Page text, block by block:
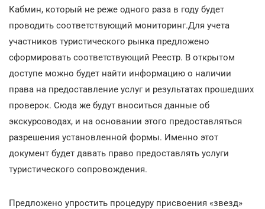
Кабмин, который не реже одного раза в году будет
проводить соответствующий мониторинг.Для учета
участников туристического рынка предложено
сформировать соответствующий Реестр. В открытом
доступе можно будет найти информацию о наличии
права на предоставление услуг и результатах прошедших
проверок. Сюда же будут вноситься данные об
экскурсоводах, и на основании этого предоставляться
разрешения установленной формы. Именно этот
документ будет давать право предоставлять услуги
туристического сопровождения.
Предложено упростить процедуру присвоения «звезд»